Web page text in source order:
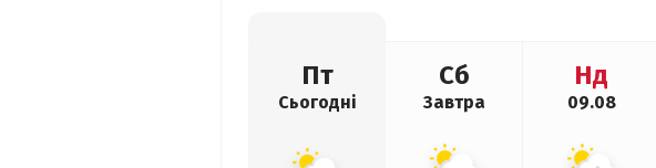
Пт
Сьогодні
Сб
Завтра
Нд
09.08